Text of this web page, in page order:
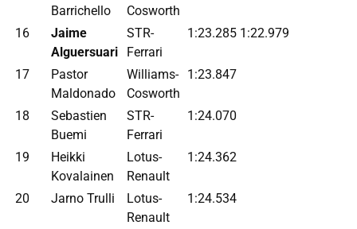
Barrichello
Cosworth
16
Jaime
Alguersuari
STR-
Ferrari
1:23.285 1:22.979
17
Pastor
Maldonado
Williams-
Cosworth
1:23.847
18
Sebastien
Buemi
STR-
Ferrari
1:24.070
19
Heikki
Kovalainen
Lotus-
Renault
1:24.362
20 Jarno Trulli
Lotus-
Renault
1:24.534